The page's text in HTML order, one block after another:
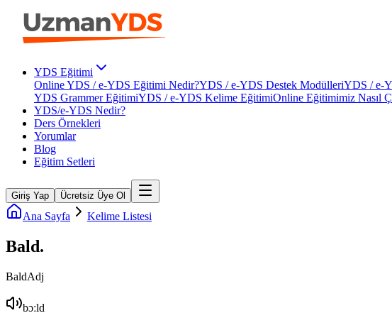
YDS Eğitimi
Online YDS / e-YDS Eğitimi Nedir?YDS / e-YDS Destek ModülleriYDS / e-
YDS Grammer EğitimiYDS / e-YDS Kelime EğitimiOnline Eğitimimiz Nasıl
YDS/e-YDS Nedir?
Ders Örnekleri
Yorumlar
Blog
Eğitim Setleri
Giriş Yap Ücretsiz Üye Ol
Ana Sayfa Kelime Listesi
Bald.
BaldAdj
bɔːld